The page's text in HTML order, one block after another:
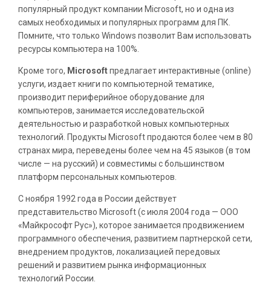
популярный продукт компании Microsoft, но и одна из
самых необходимых и популярных программ для ПК.
Помните, что только Windows позволит Вам использовать
ресурсы компьютера на 100%.
Кроме того, Microsoftпредлагает интерактивные (online)
услуги, издает книги по компьютерной тематике,
производит периферийное оборудование для
компьютеров, занимается исследовательской
деятельностью и разработкой новых компьютерных
технологий. Продукты Microsoft продаются более чем в 80
странах мира, переведены более чем на 45 языков (в том
числе — на русский) и совместимы с большинством
платформ персональных компьютеров.
С ноября 1992 года в России действует
представительство Microsoft (с июля 2004 года — ООО
«Майкрософт Рус»), которое занимается продвижением
программного обеспечения, развитием партнерской сети,
внедрением продуктов, локализацией передовых
решений и развитием рынка информационных
технологий России.